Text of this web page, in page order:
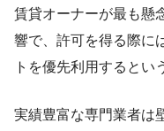
賃貸オーナーが最も懸
響で、許可を得る際に
トを優先利用するとい
実績豊富な専門業者は